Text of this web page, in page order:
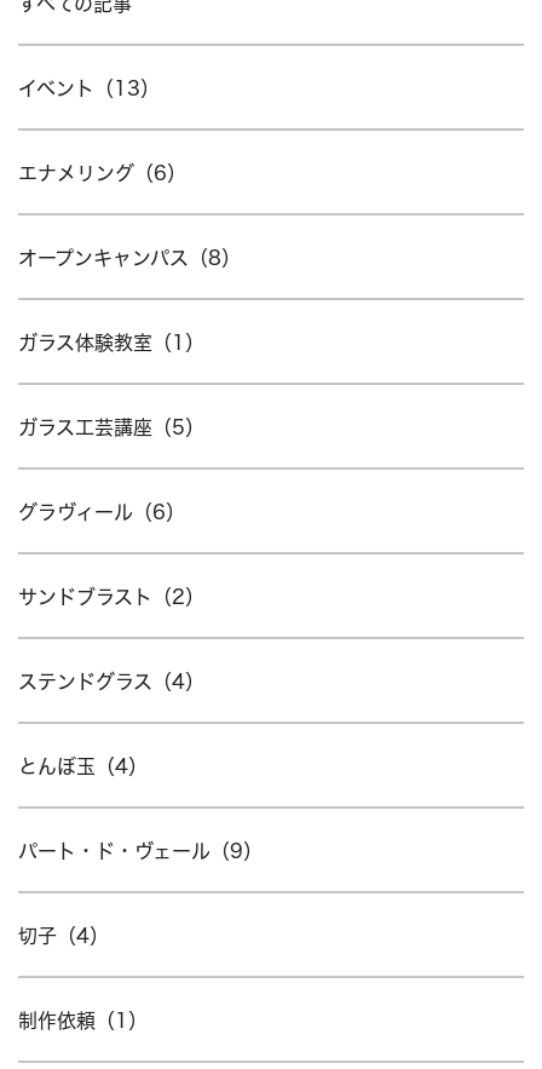
イベント（13）
エナメリング（6）
オープンキャンパス（8）
ガラス体験教室（1）
ガラス工芸講座（5）
グラヴィール（6）
サンドブラスト（2）
ステンドグラス（4）
とんぼ玉（4）
パート・ド・ヴェール（9）
切子（4）
制作依頼（1）